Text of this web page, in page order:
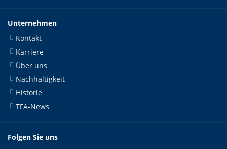
Unternehmen
Kontakt
Karriere
Über uns
Nachhaltigkeit
Historie
TFA-News
Folgen Sie uns